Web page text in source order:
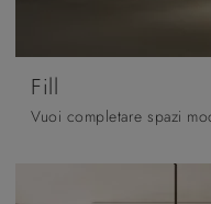
Fill